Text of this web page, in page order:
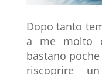
Dopo tanto
a me molto
bastano
riscoprire